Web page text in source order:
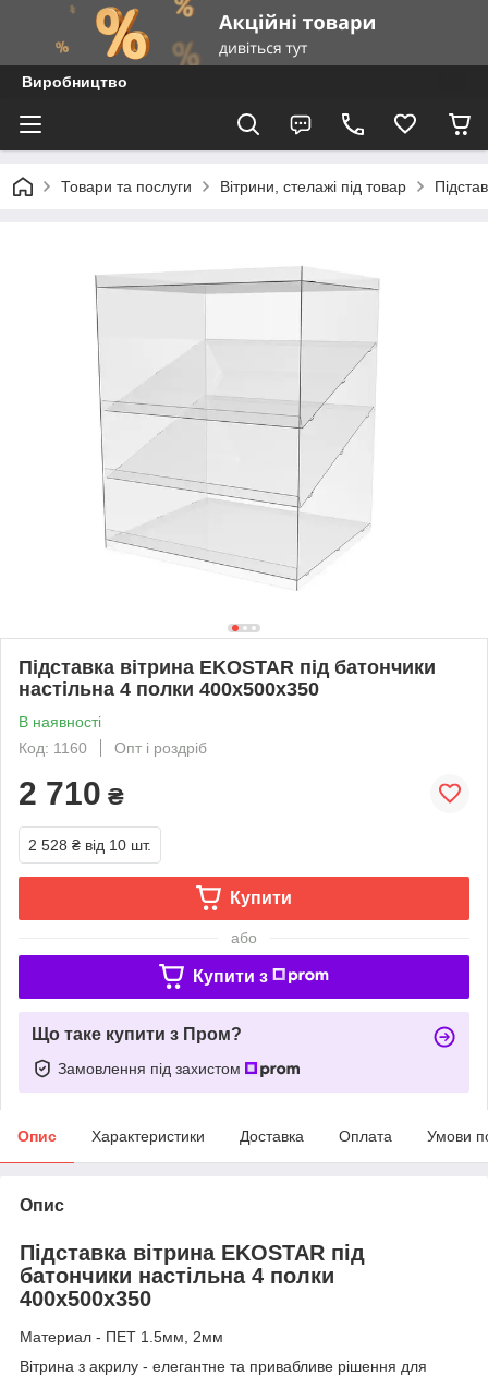
Виробництво
Товари та послуги Вітрини, стелажі під товар
Підставка вітрина EKOSTAR під батончики
настільна 4 полки 400х500х350
В наявності
Код: 1160
Опт і роздріб
2 710 ₴
2 528 ₴ від 10 шт.
Купити
або
Купити з
Що таке купити з Пром?
Замовлення під захистом
Опис Характеристики Доставка Оплата Умови
Опис
Підставка вітрина EKOSTAR під
батончики настільна 4 полки
400х500х350
Материал - ПЕТ 1.5мм, 2мм
Вітрина з акрилу - елегантне та привабливе рішення для